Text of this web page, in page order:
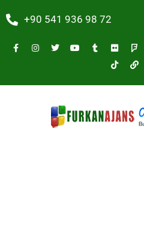
+90 541 936 98 72